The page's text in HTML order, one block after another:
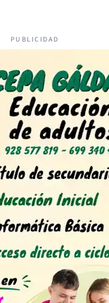
PUBLICIDAD